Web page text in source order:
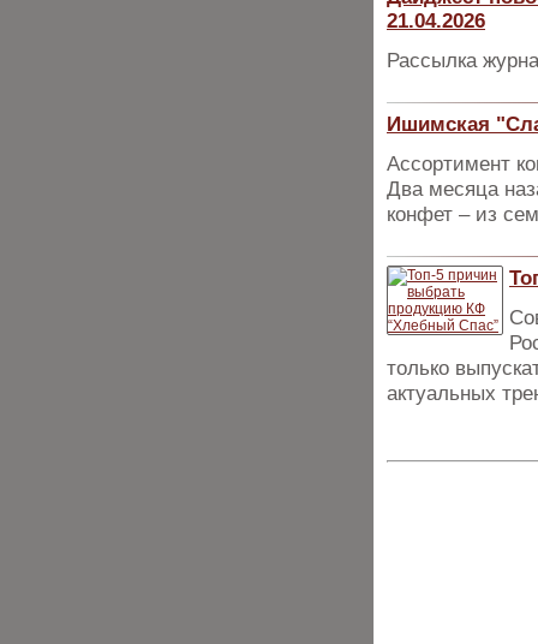
21.04.2026
Рассылка
Ишимская
Ассортимент
Два месяца
конфет – из
только
актуальных